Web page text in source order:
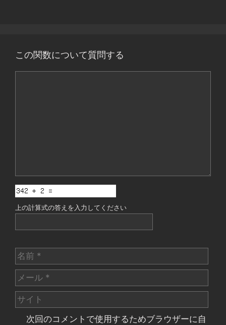
この関数について質問する
上の計算式の答えを入力してください
名
前
メ
ー
ル
サ
イ
次回のコメントで使用するためブラウザーに自